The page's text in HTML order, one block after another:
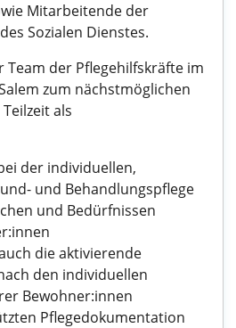
Mitarbeitende der
Sozialen Dienstes.
Team der Pflegehilfskräfte im
zum nächstmöglichen
als
der individuellen,
und Behandlungspflege
und Bedürfnissen
die aktivierende
den individuellen
Bewohner:innen
Pflegedokumentation